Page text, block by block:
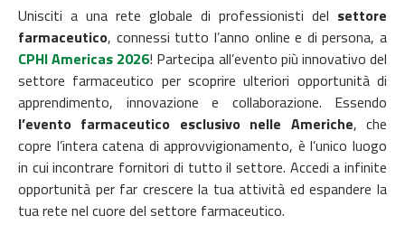
Unisciti a una rete globale di professionisti del settore
farmaceutico, connessi tutto l’anno online e di persona, a
CPHI Americas 2026! Partecipa all’evento più innovativo del
settore farmaceutico per scoprire ulteriori opportunità di
apprendimento, innovazione e collaborazione. Essendo
l’evento farmaceutico esclusivo nelle Americhe, che
copre l’intera catena di approvvigionamento, è l’unico luogo
in cui incontrare fornitori di tutto il settore. Accedi a infinite
opportunità per far crescere la tua attività ed espandere la
tua rete nel cuore del settore farmaceutico.